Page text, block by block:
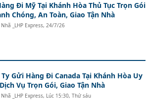
Đi Mỹ Tại Khánh Hòa Thủ Tục Trọn Gói
Chóng, An Toàn, Giao Tận Nhà
_LHP Express, 24/7/26
Gửi Hàng Đi Canada Tại Khánh Hòa Uy
Vụ Trọn Gói, Giao Tận Nhà
_LHP Express, Lúc 15:30, Thứ sáu